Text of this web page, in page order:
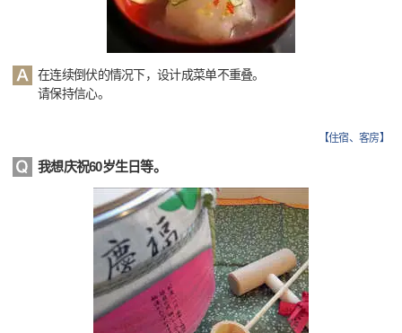
在连续倒伏的情况下，设计成菜单不重叠。
请保持信心。
【住宿、客房】
我想庆祝60岁生日等。